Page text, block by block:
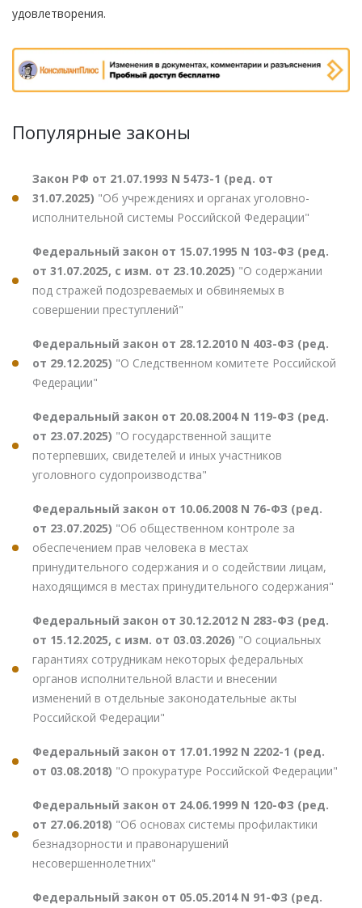
удовлетворения.
Популярные законы
Закон РФ от 21.07.1993 N 5473-1 (ред. от
31.07.2025) "Об учреждениях и органах уголовно-
исполнительной системы Российской Федерации"
Федеральный закон от 15.07.1995 N 103-ФЗ (ред.
от 31.07.2025, с изм. от 23.10.2025) "О содержании
под стражей подозреваемых и обвиняемых в
совершении преступлений"
Федеральный закон от 28.12.2010 N 403-ФЗ (ред.
от 29.12.2025) "О Следственном комитете Российской
Федерации"
Федеральный закон от 20.08.2004 N 119-ФЗ (ред.
от 23.07.2025) "О государственной защите
потерпевших, свидетелей и иных участников
уголовного судопроизводства"
Федеральный закон от 10.06.2008 N 76-ФЗ (ред.
от 23.07.2025) "Об общественном контроле за
обеспечением прав человека в местах
принудительного содержания и о содействии лицам,
находящимся в местах принудительного содержания"
Федеральный закон от 30.12.2012 N 283-ФЗ (ред.
от 15.12.2025, с изм. от 03.03.2026) "О социальных
гарантиях сотрудникам некоторых федеральных
органов исполнительной власти и внесении
изменений в отдельные законодательные акты
Российской Федерации"
Федеральный закон от 17.01.1992 N 2202-1 (ред.
от 03.08.2018) "О прокуратуре Российской Федерации"
Федеральный закон от 24.06.1999 N 120-ФЗ (ред.
от 27.06.2018) "Об основах системы профилактики
безнадзорности и правонарушений
несовершеннолетних"
Федеральный закон от 05.05.2014 N 91-ФЗ (ред.